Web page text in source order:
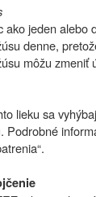
ako jeden alebo
denne,
môžu zmeniť
lieku sa
Podrobné